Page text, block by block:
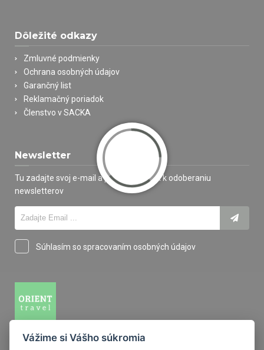
Dôležité odkazy
Zmluvné podmienky
Ochrana osobných údajov
Garančný list
Reklamačný poriadok
Členstvo v SACKA
Newsletter
Tu zadajte svoj e-mail a prihláste sa tak k odoberaniu
newsletterov
Súhlasím so spracovaním osobných údajov
M.R. Štefánika 14, 94001 Nové Zámky
Vážime si Vášho súkromia